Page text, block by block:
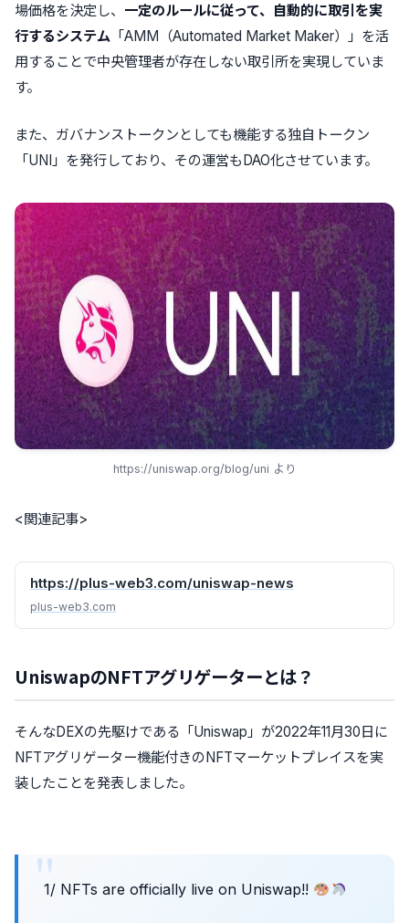
場価格を決定し、 一定のルールに従って、自動的に取引を実
行するシステム 「AMM（Automated Market Maker）」を活
用することで中央管理者が存在しない取引所を実現していま
す。
また、ガバナンストークンとしても機能する独自トークン
「UNI」を発行しており、その運営もDAO化させています。
https://uniswap.org/blog/uni より
<関連記事>
https://plus-web3.com/uniswap-news
plus-web3.com
UniswapのNFTアグリゲーターとは？
そんなDEXの先駆けである「Uniswap」が2022年11月30日に
NFTアグリゲーター機能付きのNFTマーケットプレイスを実
装したことを発表しました。
1/ NFTs are officially live on Uniswap!!